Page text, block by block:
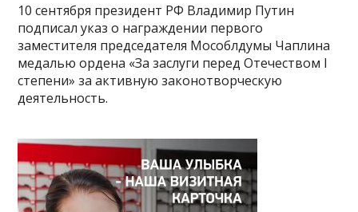
10 сентября президент РФ Владимир Путин
подписал указ о награждении первого
заместителя председателя Мособлдумы Чаплина
медалью ордена «За заслуги перед Отечеством I
степени» за активную законотворческую
деятельность.